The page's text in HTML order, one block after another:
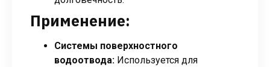
Применение:
Системы поверхностного
водоотвода: Используется для